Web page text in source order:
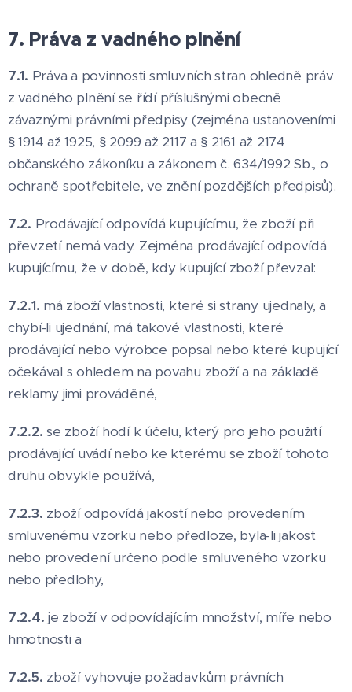
7. Práva z vadného plnění
7.1. Práva a povinnosti smluvních stran ohledně práv
z vadného plnění se řídí příslušnými obecně
závaznými právními předpisy (zejména ustanoveními
§ 1914 až 1925, § 2099 až 2117 a § 2161 až 2174
občanského zákoníku a zákonem č. 634/1992 Sb., o
ochraně spotřebitele, ve znění pozdějších předpisů).
7.2. Prodávající odpovídá kupujícímu, že zboží při
převzetí nemá vady. Zejména prodávající odpovídá
kupujícímu, že v době, kdy kupující zboží převzal:
7.2.1. má zboží vlastnosti, které si strany ujednaly, a
chybí-li ujednání, má takové vlastnosti, které
prodávající nebo výrobce popsal nebo které kupující
očekával s ohledem na povahu zboží a na základě
reklamy jimi prováděné,
7.2.2.se zboží hodí k účelu, který pro jeho použití
prodávající uvádí nebo ke kterému se zboží tohoto
druhu obvykle používá,
7.2.3. zboží odpovídá jakostí nebo provedením
smluvenému vzorku nebo předloze, byla-li jakost
nebo provedení určeno podle smluveného vzorku
nebo předlohy,
7.2.4.je zboží v odpovídajícím množství, míře nebo
hmotnosti a
7.2.5. zboží vyhovuje požadavkům právních